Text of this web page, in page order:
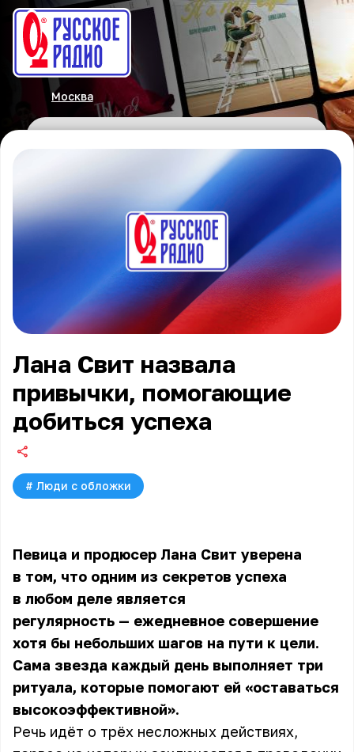
Москва
Лана Свит назвала
привычки, помогающие
добиться успеха
# Люди с обложки
Певица и продюсер Лана Свит уверена
в том, что одним из секретов успеха
в любом деле является
регулярность — ежедневное совершение
хотя бы небольших шагов на пути к цели.
Сама звезда каждый день выполняет три
ритуала, которые помогают ей «оставаться
высокоэффективной».
Речь идёт о трёх несложных действиях,